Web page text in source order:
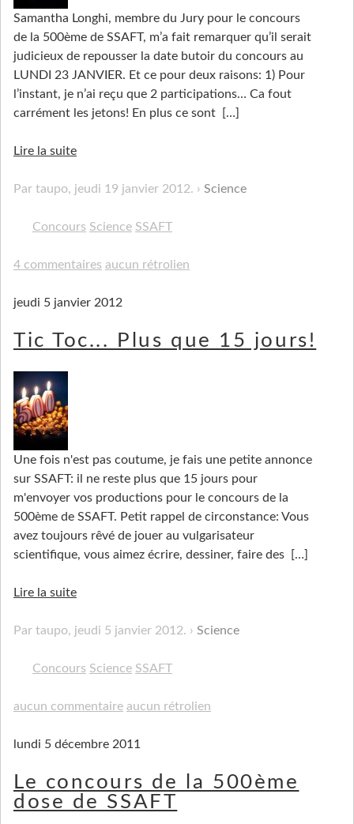
Samantha Longhi, membre du Jury pour le concours
de la 500ème de SSAFT, m’a fait remarquer qu’il serait
judicieux de repousser la date butoir du concours au
LUNDI 23 JANVIER. Et ce pour deux raisons: 1) Pour
l’instant, je n’ai reçu que 2 participations… Ca fout
carrément les jetons! En plus ce sont
[…]
Lire la suite
Par taupo, jeudi 19 janvier 2012. Science
Concours Science SSAFT
4 commentaires aucun rétrolien
jeudi 5 janvier 2012
Tic Toc... Plus que 15 jours!
Une fois n'est pas coutume, je fais une petite annonce
sur SSAFT: il ne reste plus que 15 jours pour
m'envoyer vos productions pour le concours de la
500ème de SSAFT. Petit rappel de circonstance: Vous
avez toujours rêvé de jouer au vulgarisateur
scientifique, vous aimez écrire, dessiner, faire des
[…]
Lire la suite
Par taupo, jeudi 5 janvier 2012. Science
Concours Science SSAFT
aucun commentaire aucun rétrolien
lundi 5 décembre 2011
Le concours de la 500ème
dose de SSAFT